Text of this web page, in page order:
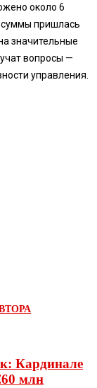
около 6
суммы пришлась
значительные
вопросы —
управления.
Кардинале
млн